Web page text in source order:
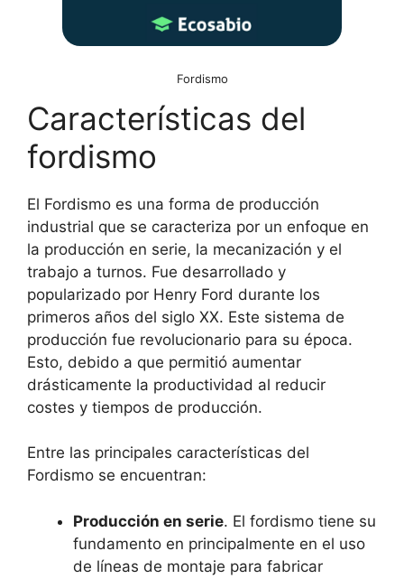
Fordismo
Características del
fordismo
El Fordismo es una forma de producción
industrial que se caracteriza por un enfoque en
la producción en serie, la mecanización y el
trabajo a turnos. Fue desarrollado y
popularizado por Henry Ford durante los
primeros años del siglo XX. Este sistema de
producción fue revolucionario para su época.
Esto, debido a que permitió aumentar
drásticamente la productividad al reducir
costes y tiempos de producción.
Entre las principales características del
Fordismo se encuentran:
Producción en serie. El fordismo tiene su
fundamento en principalmente en el uso
de líneas de montaje para fabricar